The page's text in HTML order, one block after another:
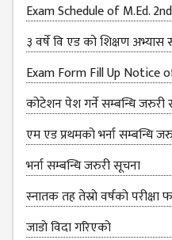
Exam Schedule of M.Ed.
३ वर्षे वि एड को शिक्षण
Exam Form Fill Up Notice
कोटेशन पेश गर्ने सम्बन्धि जरुरी
एम एड प्रथमको भर्ना सम्बन्धि
भर्ना सम्बन्धि जरुरी सूचना
स्नातक तह तेस्राे वर्षकाे
जाडाे विदा गरिएकाे